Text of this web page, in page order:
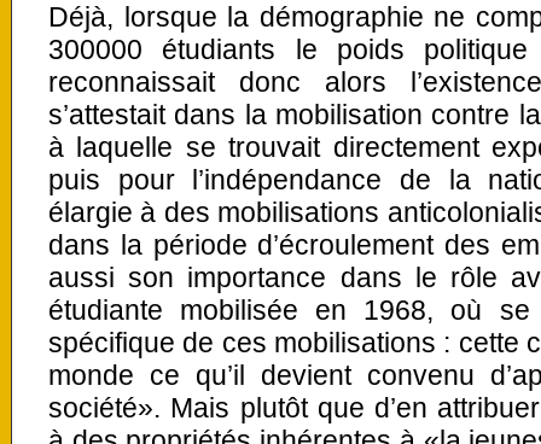
Déjà, lorsque la démographie ne
300000 étudiants le poids
reconnaissait donc alors
s’attestait dans la mobilisation contre
à laquelle se trouvait directement
puis pour l’indépendance de la
élargie à des mobilisations
dans la période d’écroulement des
aussi son importance dans le rôle
étudiante mobilisée en 1968, où
spécifique de ces mobilisations : cette
monde ce qu’il devient convenu
société». Mais plutôt que d’en